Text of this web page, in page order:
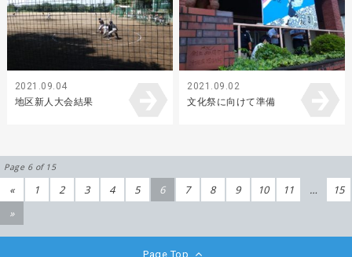
2021.09.04
地区新人大会結果
2021.09.02
文化祭に向けて準備
Page 6 of 15
« 1 2 3 4 5 6 7 8 9 10 11 …
15
»
Page Top